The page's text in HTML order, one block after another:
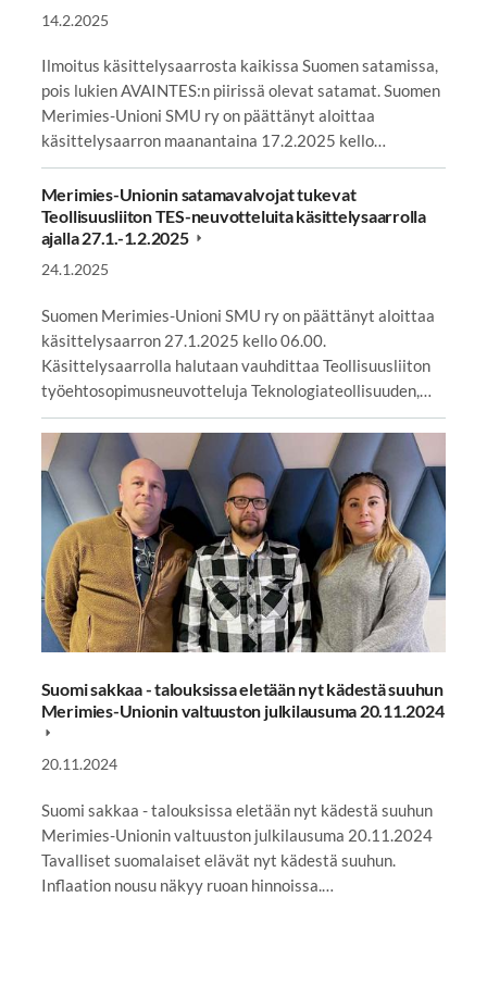
14.2.2025
Ilmoitus käsittelysaarrosta kaikissa Suomen satamissa,
pois lukien AVAINTES:n piirissä olevat satamat. Suomen
Merimies-Unioni SMU ry on päättänyt aloittaa
käsittelysaarron maanantaina 17.2.2025 kello…
Merimies-Unionin satamavalvojat tukevat
Teollisuusliiton TES-neuvotteluita käsittelysaarrolla
ajalla 27.1.-1.2.2025
24.1.2025
Suomen Merimies-Unioni SMU ry on päättänyt aloittaa
käsittelysaarron 27.1.2025 kello 06.00.
Käsittelysaarrolla halutaan vauhdittaa Teollisuusliiton
työehtosopimusneuvotteluja Teknologiateollisuuden,…
Suomi sakkaa - talouksissa eletään nyt kädestä suuhun
Merimies-Unionin valtuuston julkilausuma 20.11.2024
20.11.2024
Suomi sakkaa - talouksissa eletään nyt kädestä suuhun
Merimies-Unionin valtuuston julkilausuma 20.11.2024
Tavalliset suomalaiset elävät nyt kädestä suuhun.
Inflaation nousu näkyy ruoan hinnoissa.…